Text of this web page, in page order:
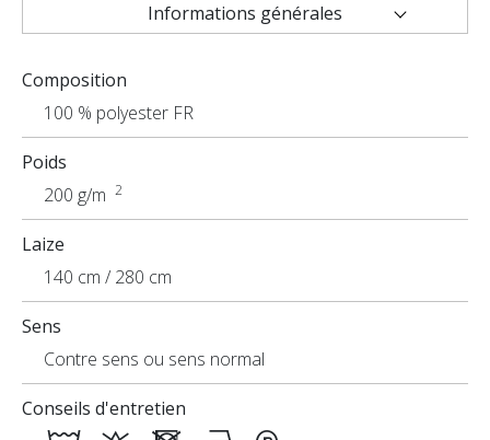
Informations générales
Composition
100 % polyester FR
Poids
200 g/m 2
Laize
140 cm / 280 cm
Sens
Contre sens ou sens normal
Conseils d'entretien